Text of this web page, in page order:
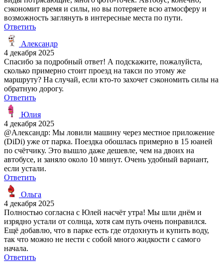
сэкономит время и силы, но вы потеряете всю атмосферу и
возможность заглянуть в интересные места по пути.
Ответить
Александр
4 декабря 2025
Спасибо за подробный ответ! А подскажите, пожалуйста,
сколько примерно стоит проезд на такси по этому же
маршруту? На случай, если кто-то захочет сэкономить силы на
обратную дорогу.
Ответить
Юлия
4 декабря 2025
@Александр: Мы ловили машину через местное приложение
(DiDi) уже от парка. Поездка обошлась примерно в 15 юаней
по счётчику. Это вышло даже дешевле, чем на двоих на
автобусе, и заняло около 10 минут. Очень удобный вариант,
если устали.
Ответить
Ольга
4 декабря 2025
Полностью согласна с Юлей насчёт утра! Мы шли днём и
изрядно устали от солнца, хотя сам путь очень понравился.
Ещё добавлю, что в парке есть где отдохнуть и купить воду,
так что можно не нести с собой много жидкости с самого
начала.
Ответить